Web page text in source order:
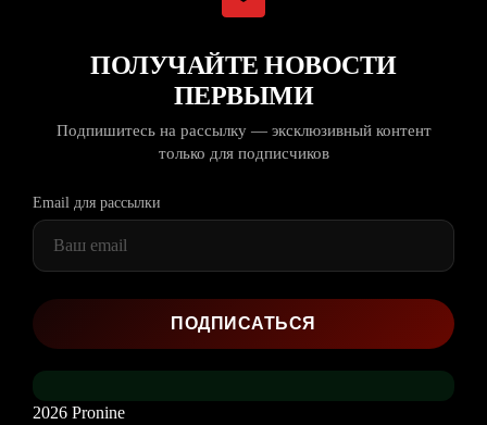
ПОЛУЧАЙТЕ НОВОСТИ
ПЕРВЫМИ
Подпишитесь на рассылку — эксклюзивный контент
только для подписчиков
Email для рассылки
2026 Pronine